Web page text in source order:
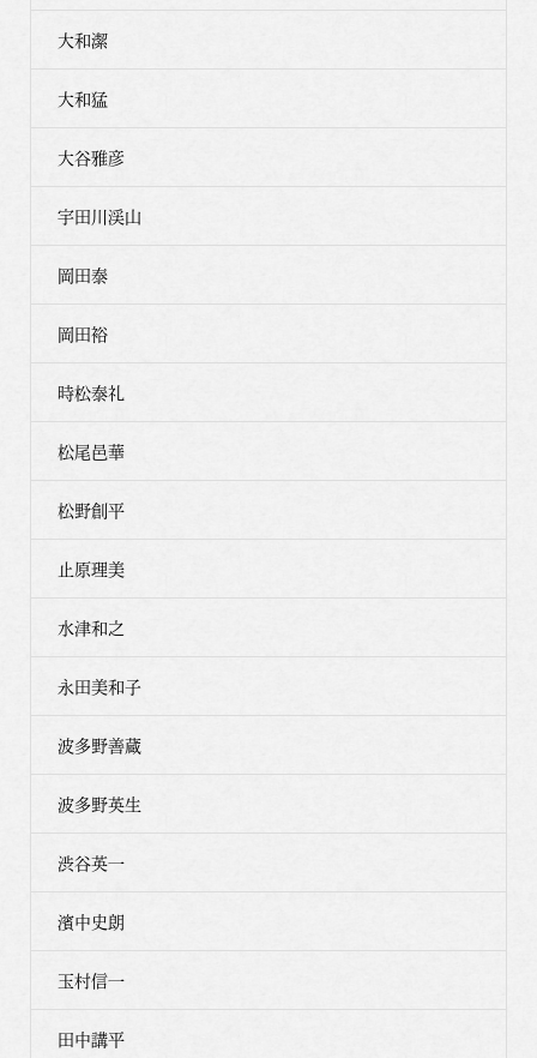
大和潔
大和猛
大谷雅彦
宇田川渓山
岡田泰
岡田裕
時松泰礼
松尾邑華
松野創平
止原理美
水津和之
永田美和子
波多野善蔵
波多野英生
渋谷英一
濱中史朗
玉村信一
田中講平